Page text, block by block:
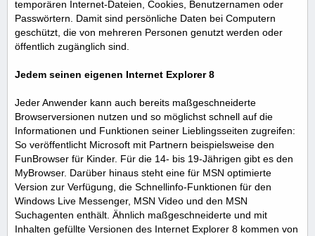
temporären Internet-Dateien, Cookies, Benutzernamen oder
Passwörtern. Damit sind persönliche Daten bei Computern
geschützt, die von mehreren Personen genutzt werden oder
öffentlich zugänglich sind.
Jedem seinen eigenen Internet Explorer 8
Jeder Anwender kann auch bereits maßgeschneiderte
Browserversionen nutzen und so möglichst schnell auf die
Informationen und Funktionen seiner Lieblingsseiten zugreifen:
So veröffentlicht Microsoft mit Partnern beispielsweise den
FunBrowser für Kinder. Für die 14- bis 19-Jährigen gibt es den
MyBrowser. Darüber hinaus steht eine für MSN optimierte
Version zur Verfügung, die Schnellinfo-Funktionen für den
Windows Live Messenger, MSN Video und den MSN
Suchagenten enthält. Ähnlich maßgeschneiderte und mit
Inhalten gefüllte Versionen des Internet Explorer 8 kommen von